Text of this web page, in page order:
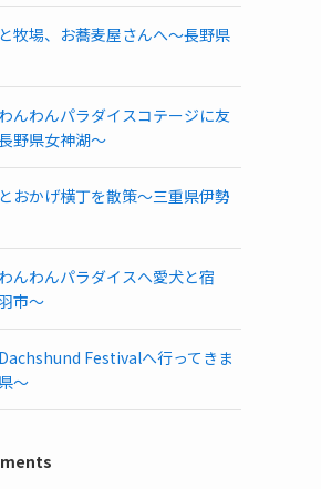
牧場、お蕎麦屋さんへ〜長野県
んわんパラダイスコテージに友
野県女神湖〜
おかげ横丁を散策〜三重県伊勢
んわんパラダイスへ愛犬と宿
市〜
Dachshund Festivalへ行ってきま
〜